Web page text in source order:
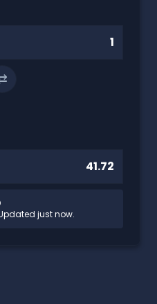
just now.